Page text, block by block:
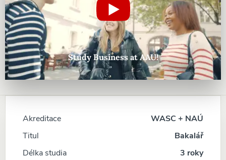
Study Business at AAU!
Akreditace
WASC + NAÚ
Titul
Bakalář
Délka studia
3 roky